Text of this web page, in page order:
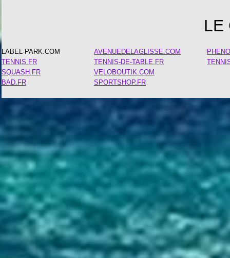
LE
LABEL-PARK.COM
TENNIS.FR
SQUASH.FR
BAD.FR
AVENUEDELAGLISSE.COM
TENNIS-DE-TABLE.FR
VELOBOUTIK.COM
SPORTSHOP.FR